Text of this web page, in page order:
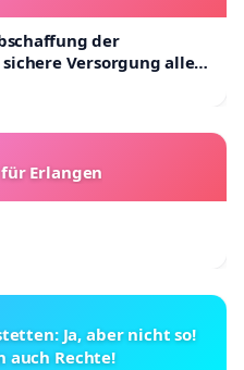
der
Versorgung aller
Erlangen
Ja, aber nicht so!
auch Rechte!